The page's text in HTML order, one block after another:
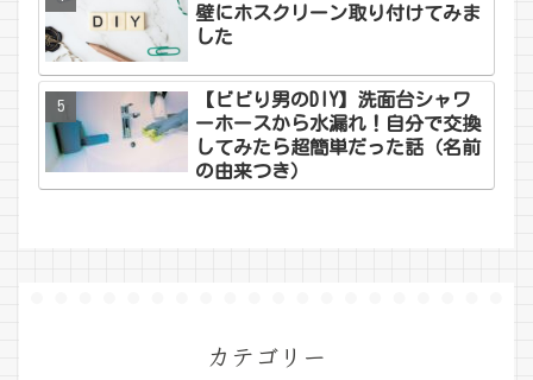
壁にホスクリーン取り付けてみま
した
【ビビり男のDIY】洗面台シャワ
ーホースから水漏れ！自分で交換
してみたら超簡単だった話（名前
の由来つき）
カテゴリー